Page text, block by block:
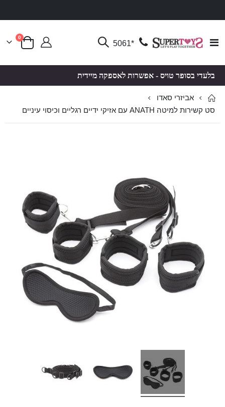
Toggle
*5061 סל קניות
0פריטים
בלעדי בסופר טויס - אפשרות לאספקה מיידית
אביזרי סאדו
סט קשירות למיטה ANATH עם אזיקי ידיים רגליים וכיסוי עיניים